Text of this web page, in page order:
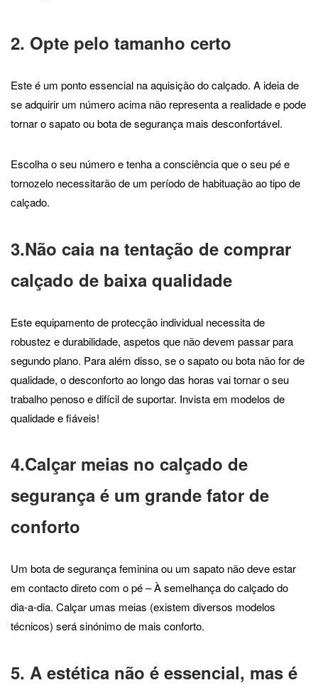
2. Opte pelo tamanho certo
Este é um ponto essencial na aquisição do calçado. A ideia de
se adquirir um número acima não representa a realidade e pode
tornar o sapato ou bota de segurança mais desconfortável.
Escolha o seu número e tenha a consciência que o seu pé e
tornozelo necessitarão de um período de habituação ao tipo de
calçado.
3.Não caia na tentação de comprar
calçado de baixa qualidade
Este equipamento de protecção individual necessita de
robustez e durabilidade, aspetos que não devem passar para
segundo plano. Para além disso, se o sapato ou bota não for de
qualidade, o desconforto ao longo das horas vai tornar o seu
trabalho penoso e difícil de suportar. Invista em modelos de
qualidade e fiáveis!
4.Calçar meias no calçado de
segurança é um grande fator de
conforto
Um bota de segurança feminina ou um sapato não deve estar
em contacto direto com o pé – À semelhança do calçado do
dia-a-dia. Calçar umas meias (existem diversos modelos
técnicos) será sinónimo de mais conforto.
5. A estética não é essencial, mas é